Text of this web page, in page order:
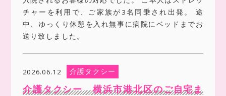
チャーを利用で、ご家族が3名同乗され出発。 途
中、ゆっくり休憩を入れ無事に病院にベッドまでお
送り致しました。
2026.06.12 介護タクシー
介護タクシー 横浜市港北区のご自宅ま